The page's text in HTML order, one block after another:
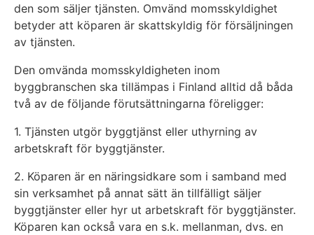
den som säljer tjänsten. Omvänd momsskyldighet
betyder att köparen är skattskyldig för försäljningen
av tjänsten.
Den omvända momsskyldigheten inom
byggbranschen ska tillämpas i Finland alltid då båda
två av de följande förutsättningarna föreligger:
1. Tjänsten utgör byggtjänst eller uthyrning av
arbetskraft för byggtjänster.
2. Köparen är en näringsidkare som i samband med
sin verksamhet på annat sätt än tillfälligt säljer
byggtjänster eller hyr ut arbetskraft för byggtjänster.
Köparen kan också vara en s.k. mellanman, dvs. en